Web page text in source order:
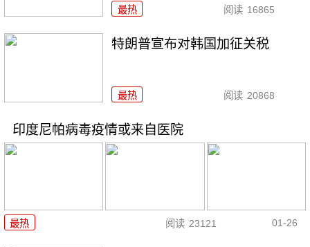
最热 阅读 16865
特朗普宣布对韩国加征关税
最热 阅读 20868
印度尼帕病毒疫情或来自医院
最热 阅读 23121 01-26